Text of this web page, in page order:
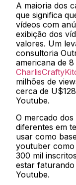
A maioria dos
que significa
vídeos com
exibição dos
valores. Um
consultoria
americana de
milhões de
cerca de
Youtube.
O mercado
diferentes em
usar como
youtuber
300 mil
estar
Youtube.